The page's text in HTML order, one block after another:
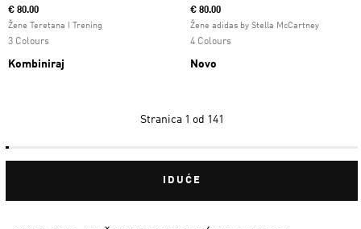
€ 80.00
Žene Teretana I Trening
3 Colours
Kombiniraj
€ 80.00
Žene adidas by Stella McCartney
4 Colours
Novo
Stranica 1 od 141
IDUĆE